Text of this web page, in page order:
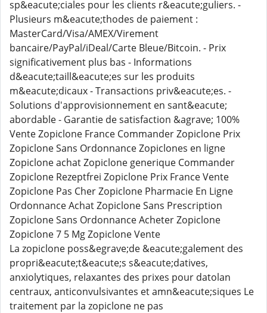
sp&eacute;ciales pour les clients r&eacute;guliers. -
Plusieurs m&eacute;thodes de paiement :
MasterCard/Visa/AMEX/Virement
bancaire/PayPal/iDeal/Carte Bleue/Bitcoin. - Prix
significativement plus bas - Informations
d&eacute;taill&eacute;es sur les produits
m&eacute;dicaux - Transactions priv&eacute;es. -
Solutions d'approvisionnement en sant&eacute;
abordable - Garantie de satisfaction &agrave; 100%
Vente Zopiclone France Commander Zopiclone Prix
Zopiclone Sans Ordonnance Zopiclones en ligne
Zopiclone achat Zopiclone generique Commander
Zopiclone Rezeptfrei Zopiclone Prix France Vente
Zopiclone Pas Cher Zopiclone Pharmacie En Ligne
Ordonnance Achat Zopiclone Sans Prescription
Zopiclone Sans Ordonnance Acheter Zopiclone
Zopiclone 7 5 Mg Zopiclone Vente
La zopiclone poss&egrave;de &eacute;galement des
propri&eacute;t&eacute;s s&eacute;datives,
anxiolytiques, relaxantes des prixes pour datolan
centraux, anticonvulsivantes et amn&eacute;siques Le
traitement par la zopiclone ne pas